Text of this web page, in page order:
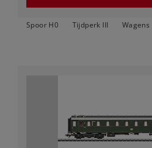
Spoor H0 Tijdperk III Wagens